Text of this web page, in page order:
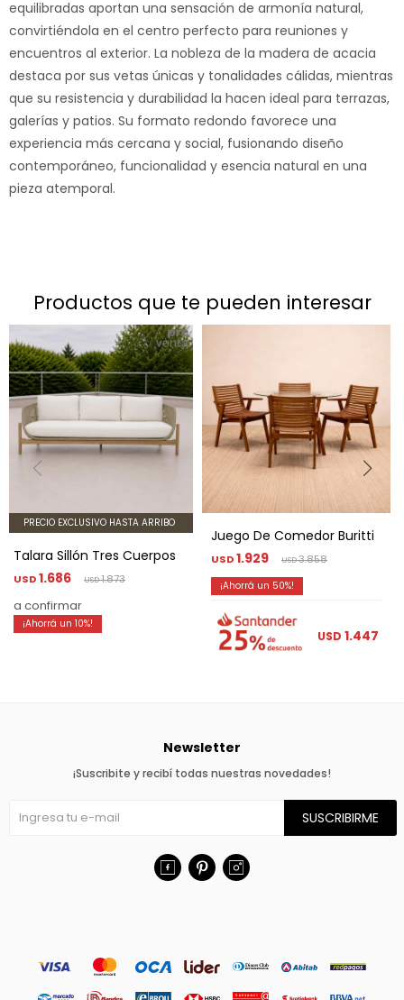
equilibradas aportan una sensación de armonía natural,
convirtiéndola en el centro perfecto para reuniones y
encuentros al exterior. La nobleza de la madera de acacia
destaca por sus vetas únicas y tonalidades cálidas, mientras
que su resistencia y durabilidad la hacen ideal para terrazas,
galerías y patios. Su formato redondo favorece una
experiencia más cercana y social, fusionando diseño
contemporáneo, funcionalidad y esencia natural en una
pieza atemporal.
productos que te pueden interesar
PRECIO EXCLUSIVO HASTA ARRIBO
Talara Sillón Tres Cuerpos
USD1.686 USD1.873
a confirmar
10
Juego De Comedor Buritti
USD1.929 USD3.858
50
USD 1.447
Newsletter
¡Suscribite y recibí todas nuestras novedades!
SUSCRIBIRME
  